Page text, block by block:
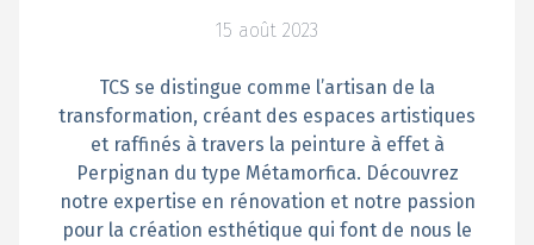
15 août 2023
TCS se distingue comme l’artisan de la
transformation, créant des espaces artistiques
et raffinés à travers la peinture à effet à
Perpignan du type Métamorfica. Découvrez
notre expertise en rénovation et notre passion
pour la création esthétique qui font de nous le